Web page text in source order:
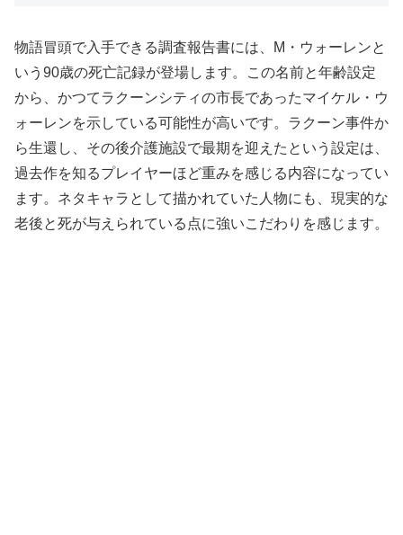
物語冒頭で入手できる調査報告書には、M・ウォーレンと
いう90歳の死亡記録が登場します。この名前と年齢設定
から、かつてラクーンシティの市長であったマイケル・ウ
ォーレンを示している可能性が高いです。ラクーン事件か
ら生還し、その後介護施設で最期を迎えたという設定は、
過去作を知るプレイヤーほど重みを感じる内容になってい
ます。ネタキャラとして描かれていた人物にも、現実的な
老後と死が与えられている点に強いこだわりを感じます。